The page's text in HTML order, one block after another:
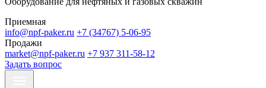
Приемная
info@npf-paker.ru +7 (34767) 5-06-95
Продажи
market@npf-paker.ru +7 937 311-58-12
Задать вопрос